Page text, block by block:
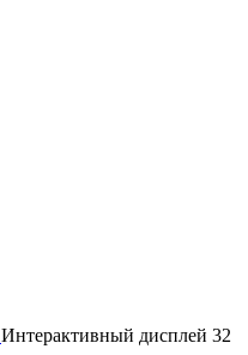
Интерактивный дисплей 32